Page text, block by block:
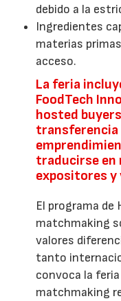
debido a la
Ingredientes
materias
acceso.
La feria
FoodTech
hosted
transferencia
traducirse en
expositores
El programa de
matchmaking
valores
tanto
convoca la
matchmaking